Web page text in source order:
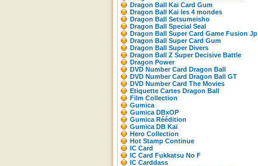
Dragon Ball Kai Card Gum
Dragon Ball Kai les 4 mondes
Dragon Ball Setsumeisho
Dragon Ball Special Seal
Dragon Ball Super Card Game Fusion Jp
Dragon Ball Super Card Gum
Dragon Ball Super Divers
Dragon Ball Z Super Decisive Battle
Dragon Power
DVD Number Card Dragon Ball
DVD Number Card Dragon Ball GT
DVD Number Card The Movies
Etiquette Cartes Dragon Ball
Film Collection
Gumica
Gumica DBxOP
Gumica Réédition
Gumica DB Kaï
Hero Collection
Hot Stamp Continue
IC Card
IC Card Fukkatsu No F
IC Carddass